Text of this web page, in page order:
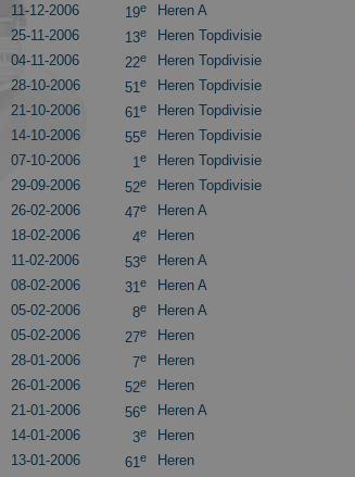
11-12-2006
19e Heren A
25-11-2006
13e Heren Topdivisie
04-11-2006
22e Heren Topdivisie
28-10-2006
51e Heren Topdivisie
21-10-2006
61e Heren Topdivisie
14-10-2006
55e Heren Topdivisie
07-10-2006
1e Heren Topdivisie
29-09-2006
52e Heren Topdivisie
26-02-2006
47e Heren A
18-02-2006
4e Heren
11-02-2006
53e Heren A
08-02-2006
31e Heren A
05-02-2006
8e Heren A
05-02-2006
27e Heren
28-01-2006
7e Heren
26-01-2006
52e Heren
21-01-2006
56e Heren A
14-01-2006
3e Heren
13-01-2006
61e Heren